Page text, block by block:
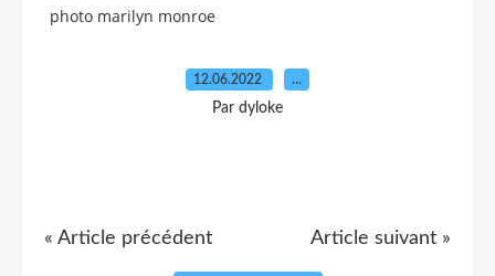
photo marilyn monroe
12.06.2022 …
Par dyloke
« Article précédent Article suivant »